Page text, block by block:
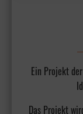
Ein Projekt
Das Projekt